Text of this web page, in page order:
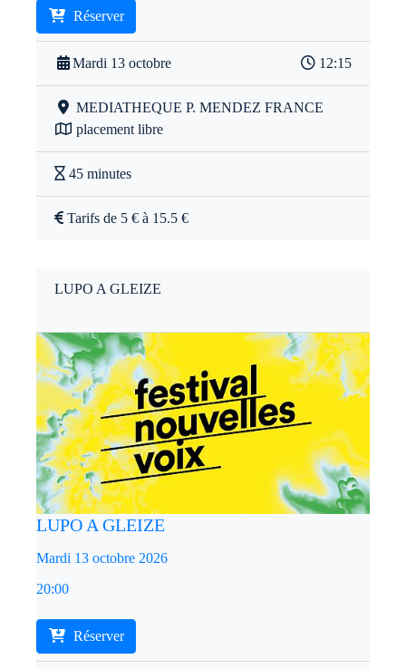
Réserver
Mardi 13 octobre 12:15
MEDIATHEQUE P. MENDEZ FRANCE
placement libre
45 minutes
Tarifs de 5 € à 15.5 €
LUPO A GLEIZE
LUPO A GLEIZE
Mardi 13 octobre 2026
20:00
Réserver